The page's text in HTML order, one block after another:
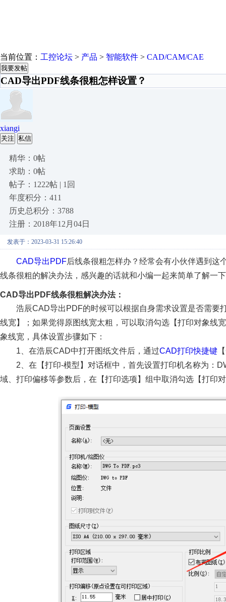
当前位置： 工控论坛 > 产品 > 智能软件 > CAD/CAM/CAE
我要发帖
CAD导出PDF线条很粗怎样设置？
xiangi
关注 私信
精华：0帖
求助：0帖
帖子：1222帖 | 1回
年度积分：411
历史总积分：3788
注册：2018年12月04日
发表于：2023-03-31 15:26:40
CAD导出PDF后线条很粗怎样办？经常会有小伙伴遇到这
线条很粗的解决办法，感兴趣的话就和小编一起来简单了解一
CAD导出PDF线条很粗解决办法：
浩辰CAD导出PDF的时候可以根据自身需求设置是否需要
线宽】；如果觉得原图线宽太粗，可以取消勾选【打印对象线
象线宽，具体设置步骤如下：
1、在浩辰CAD中打开图纸文件后，通过CAD打印快捷键
2、在【打印-模型】对话框中，首先设置打印机名称为：
域、打印偏移等参数后，在【打印选项】组中取消勾选【打印